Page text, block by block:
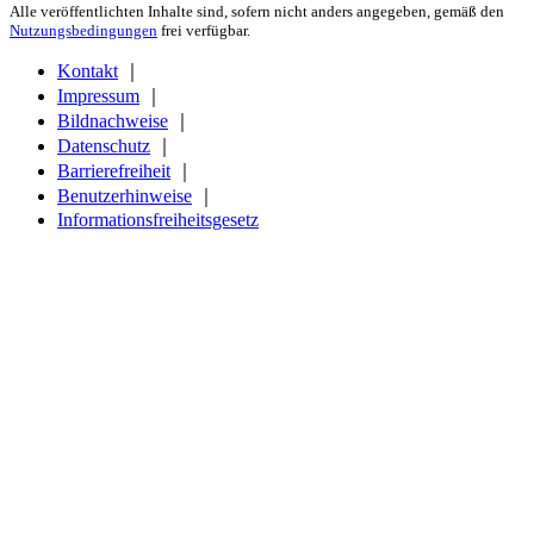
Alle veröffentlichten Inhalte sind, sofern nicht anders angegeben, gemäß den
Nutzungsbedingungen frei verfügbar.
Kontakt
Impressum
Bildnachweise
Datenschutz
Barrierefreiheit
Benutzerhinweise
Informationsfreiheitsgesetz